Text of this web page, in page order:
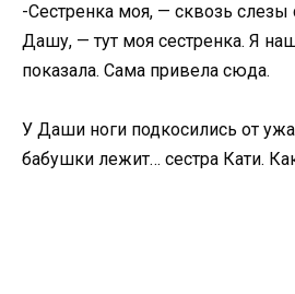
-Сестренка моя, — сквозь слезы
Дашу, — тут моя сестренка. Я
показала. Сама привела сюда.
У Даши ноги подкосились от
бабушки лежит… сестра Кати.